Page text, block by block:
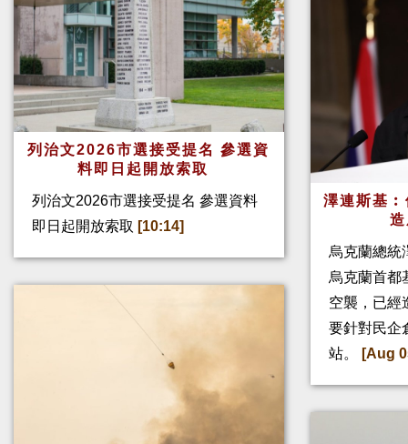
列治文2026市選接受提名 參選資
料即日起開放索取
列治文2026市選接受提名 參選資料
即日起開放索取 [10:14]
澤連斯基
烏克蘭總統
烏克蘭首都
空襲，已經
要針對民企
站。
[Aug